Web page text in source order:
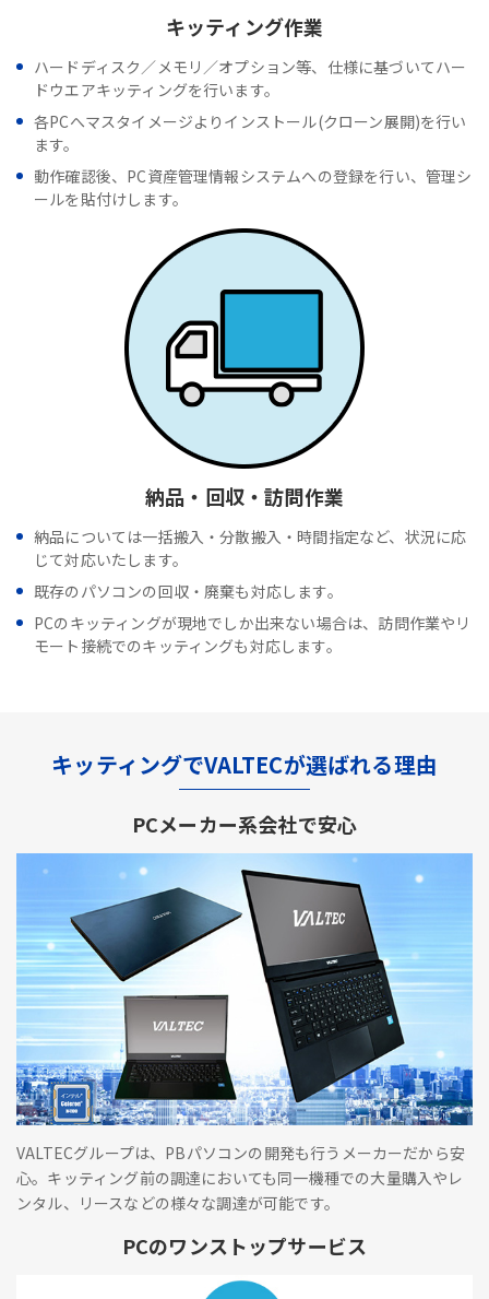
キッティング作業
ハードディスク／メモリ／オプション等、仕様に基づいてハー
ドウエアキッティングを行います。
各PCへマスタイメージよりインストール(クローン展開)を行い
ます。
動作確認後、PC資産管理情報システムへの登録を行い、管理シ
ールを貼付けします。
納品・回収・訪問作業
納品については一括搬入・分散搬入・時間指定など、状況に応
じて対応いたします。
既存のパソコンの回収・廃棄も対応します。
PCのキッティングが現地でしか出来ない場合は、訪問作業やリ
モート接続でのキッティングも対応します。
キッティングでVALTECが選ばれる理由
PCメーカー系会社で安心
VALTECグループは、PBパソコンの開発も行うメーカーだから安
心。キッティング前の調達においても同一機種での大量購入やレ
ンタル、リースなどの様々な調達が可能です。
PCのワンストップサービス